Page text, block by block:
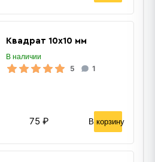
Квадрат 10х10 мм
В наличии
5 1
75 ₽ В корзину
«В корзину»